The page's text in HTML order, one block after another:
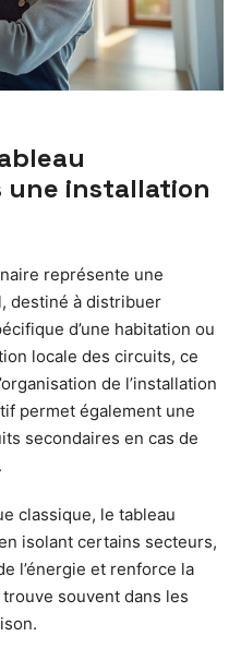
une installation
représente une
destiné à distribuer
d’une habitation ou
locale des circuits, ce
de l’installation
permet également une
secondaires en cas de
classique, le tableau
isolant certains secteurs,
l’énergie et renforce la
souvent dans les